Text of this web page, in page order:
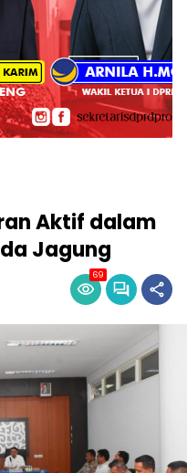
Aktif dalam
Jagung
69